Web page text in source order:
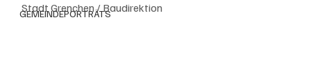
GEMEINDEPORTRÄTS
Stadt Grenchen / Baudirektion